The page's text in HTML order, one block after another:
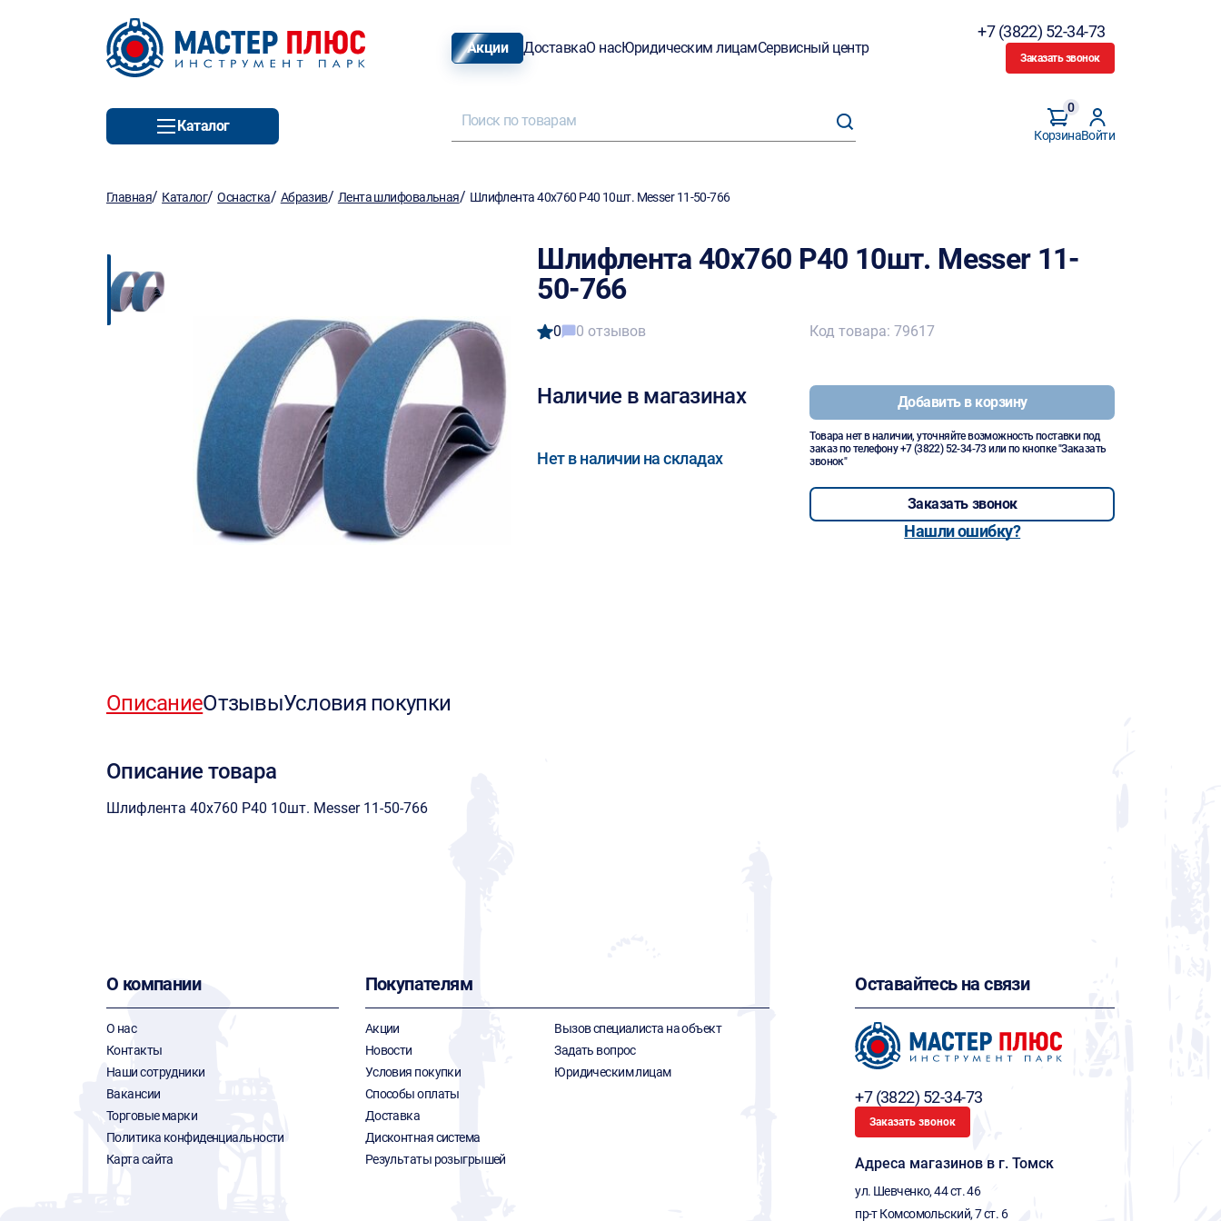
Акции ДоставкаО насЮридическим лицамСервисный центр
+7 (3822) 52-34-73
Заказать звонок
Каталог
Корзина
0
Войти
Главная/ Каталог/Оснастка/ Абразив/ Лента шлифовальная/ Шлифлента 40х760 P40 10шт. Messer 11-50-766
Шлифлента 40х760 P40 10шт. Messer 11-
50-766
0 0 отзывов
Наличие в магазинах
Нет в наличии на складах
Код товара: 79617
Добавить в корзину
Товара нет в наличии, уточняйте возможность поставки под
заказ по телефону+7 (3822) 52-34-73 или по кнопке "Заказать
звонок"
Заказать звонок
Нашли ошибку?
ОписаниеОтзывыУсловия покупки
Описание товара
Шлифлента 40х760 P40 10шт. Messer 11-50-766
О компании
О нас
Контакты
Наши сотрудники
Вакансии
Торговые марки
Политика конфиденциальности
Карта сайта
Покупателям
Акции
Новости
Условия покупки
Способы оплаты
Доставка
Дисконтная система
Результаты розыгрышей
Вызов специалиста на объект
Задать вопрос
Юридическим лицам
Оставайтесь на связи
+7 (3822) 52-34-73
Заказать звонок
Адреса магазинов в г. Томск
ул. Шевченко, 44 ст. 46
пр-т Комсомольский, 7 ст. 6